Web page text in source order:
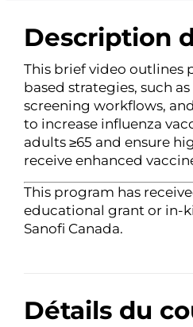
Description
This brief video outlines
based strategies, such as
screening workflows,
to increase influenza
adults ≥65 and ensure
receive enhanced
This program has
educational grant or in-
Sanofi Canada.
Détails du